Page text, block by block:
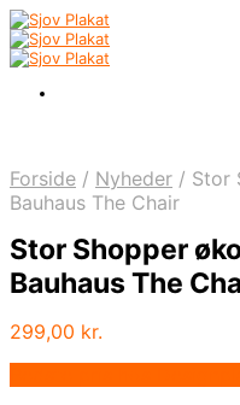
Forside / Nyheder / Stor
Bauhaus The Chair
Stor Shopper
Bauhaus The
299,00 kr.